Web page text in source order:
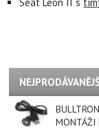
MONTÁŽI